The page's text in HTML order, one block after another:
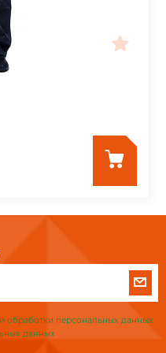
обработки персональных данных
данных